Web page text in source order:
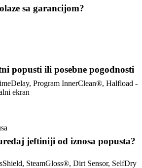
Program InnerClean®, Halfload -
ekran
SteamGloss®, Dirt Sensor, SelfDry
sa garancijom?
popusti ili posebne pogodnosti
jeftiniji od iznosa popusta?